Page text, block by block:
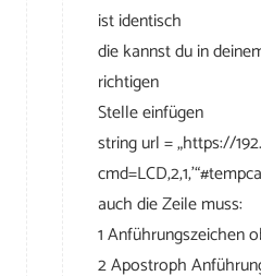
ist identisch
die kannst du in
richtigen
Stelle einfügen
string url = „https://
auch die Zeile muss:
1 Anführungszeichen
2 Apostroph